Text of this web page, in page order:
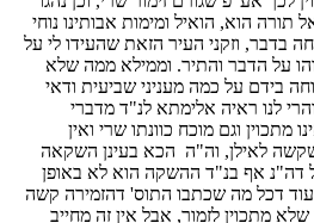
תורה הוא, הואיל ומימות אבותינו נוחי
בדבר, וזקני העיר הזאת שהעידו לי על
על הדבר והתיר. וממילא ממה שלא
בידם על כמה מעניני שביעית ודאי
לנו ראיה אלימתא לנ"ד מדברי
מתכוין וגם מוכח כוונתו שרי ואין
לאילן, וה"ה הכא בעינן השקאה
אף בנ"ד ההשקה הוא לא באופן
דכל מה שכתבו התוס' דהזמירה קשה
מתכוין לזמור, אבל אין זה מחייב